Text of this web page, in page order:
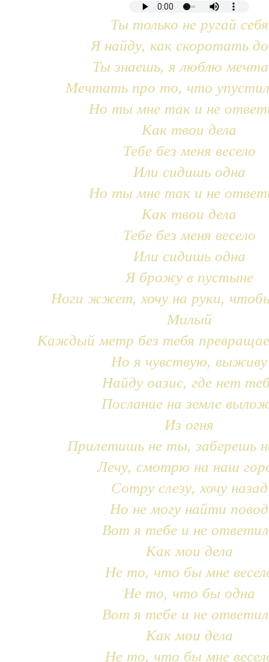
Ты только не ругай себя
Я найду, как скоротать
Ты знаешь, я люблю
Мечтать про то, что
Но ты мне так и не
Как твои дела
Тебе без меня весело
Или сидишь одна
Но ты мне так и не
Как твои дела
Тебе без меня весело
Или сидишь одна
Я брожу в пустыне
Ноги жжет, хочу на руки,
Милый
Каждый метр без тебя
Но я чувствую, выживу
Найду оазис, где нет
Послание на земле
Из огня
Прилетишь не ты, заберешь
Лечу, смотрю на наш
Сотру слезу, хочу назад
Но не могу найти повод
Вот я тебе и не
Как мои дела
Не то, что бы мне
Не то, что бы одна
Вот я тебе и не
Как мои дела
Не то, что бы мне